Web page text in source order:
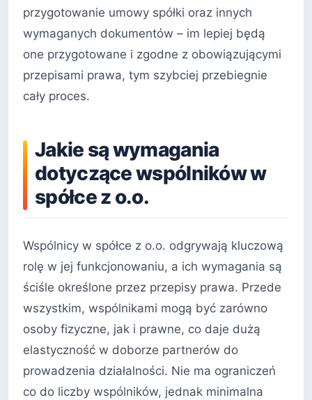
przygotowanie umowy spółki oraz innych
wymaganych dokumentów – im lepiej będą
one przygotowane i zgodne z obowiązującymi
przepisami prawa, tym szybciej przebiegnie
cały proces.
Jakie są wymagania
dotyczące wspólników w
spółce z o.o.
Wspólnicy w spółce z o.o. odgrywają kluczową
rolę w jej funkcjonowaniu, a ich wymagania są
ściśle określone przez przepisy prawa. Przede
wszystkim, wspólnikami mogą być zarówno
osoby fizyczne, jak i prawne, co daje dużą
elastyczność w doborze partnerów do
prowadzenia działalności. Nie ma ograniczeń
co do liczby wspólników, jednak minimalna